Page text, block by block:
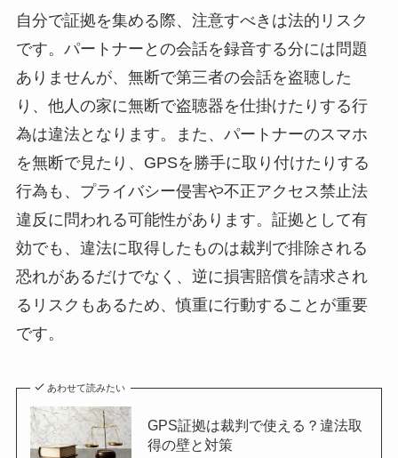
自分で証拠を集める際、注意すべきは法的リスク
です。パートナーとの会話を録音する分には問題
ありませんが、無断で第三者の会話を盗聴した
り、他人の家に無断で盗聴器を仕掛けたりする行
為は違法となります。また、パートナーのスマホ
を無断で見たり、GPSを勝手に取り付けたりする
行為も、プライバシー侵害や不正アクセス禁止法
違反に問われる可能性があります。証拠として有
効でも、違法に取得したものは裁判で排除される
恐れがあるだけでなく、逆に損害賠償を請求され
るリスクもあるため、慎重に行動することが重要
です。
あわせて読みたい
GPS証拠は裁判で使える？違法取
得の壁と対策